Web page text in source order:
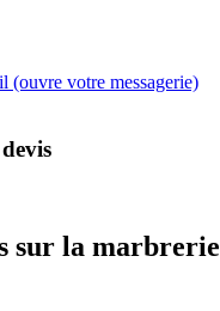
(ouvre votre messagerie)
sur la marbrerie